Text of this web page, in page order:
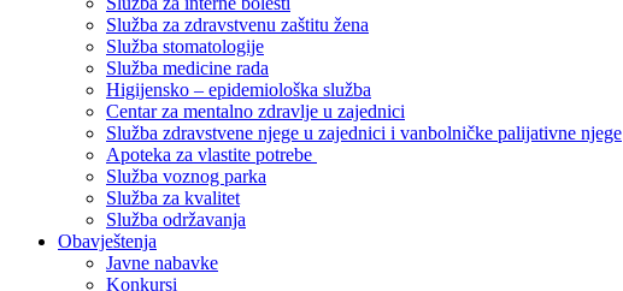
Služba za zdravstvenu zaštitu žena
Služba stomatologije
Služba medicine rada
Higijensko – epidemiološka služba
Centar za mentalno zdravlje u zajednici
Služba zdravstvene njege u zajednici i vanbolničke palijativne njege
Apoteka za vlastite potrebe
Služba voznog parka
Služba za kvalitet
Služba održavanja
Obavještenja
Javne nabavke
Konkursi